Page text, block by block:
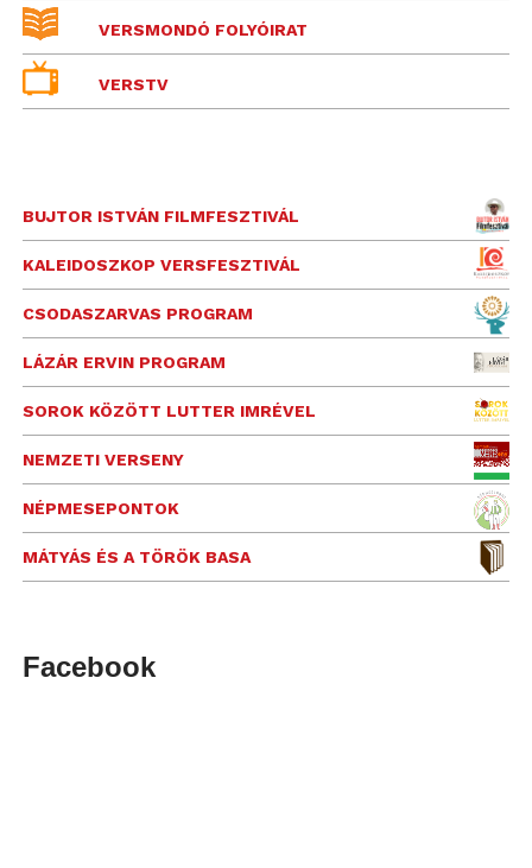
VERSMONDÓ FOLYÓIRAT
VERSTV
BUJTOR ISTVÁN FILMFESZTIVÁL
KALEIDOSZKOP VERSFESZTIVÁL
CSODASZARVAS PROGRAM
LÁZÁR ERVIN PROGRAM
SOROK KÖZÖTT LUTTER IMRÉVEL
NEMZETI VERSENY
NÉPMESEPONTOK
MÁTYÁS ÉS A TÖRÖK BASA
Facebook